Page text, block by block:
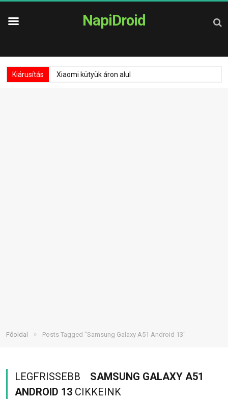
NapiDroid
Kiárusítás Xiaomi kütyük áron alul
Főoldal » Posts Tagged "Samsung Galaxy A51 Android 13"
LEGFRISSEBB
SAMSUNG GALAXY A51
ANDROID 13 CIKKEINK